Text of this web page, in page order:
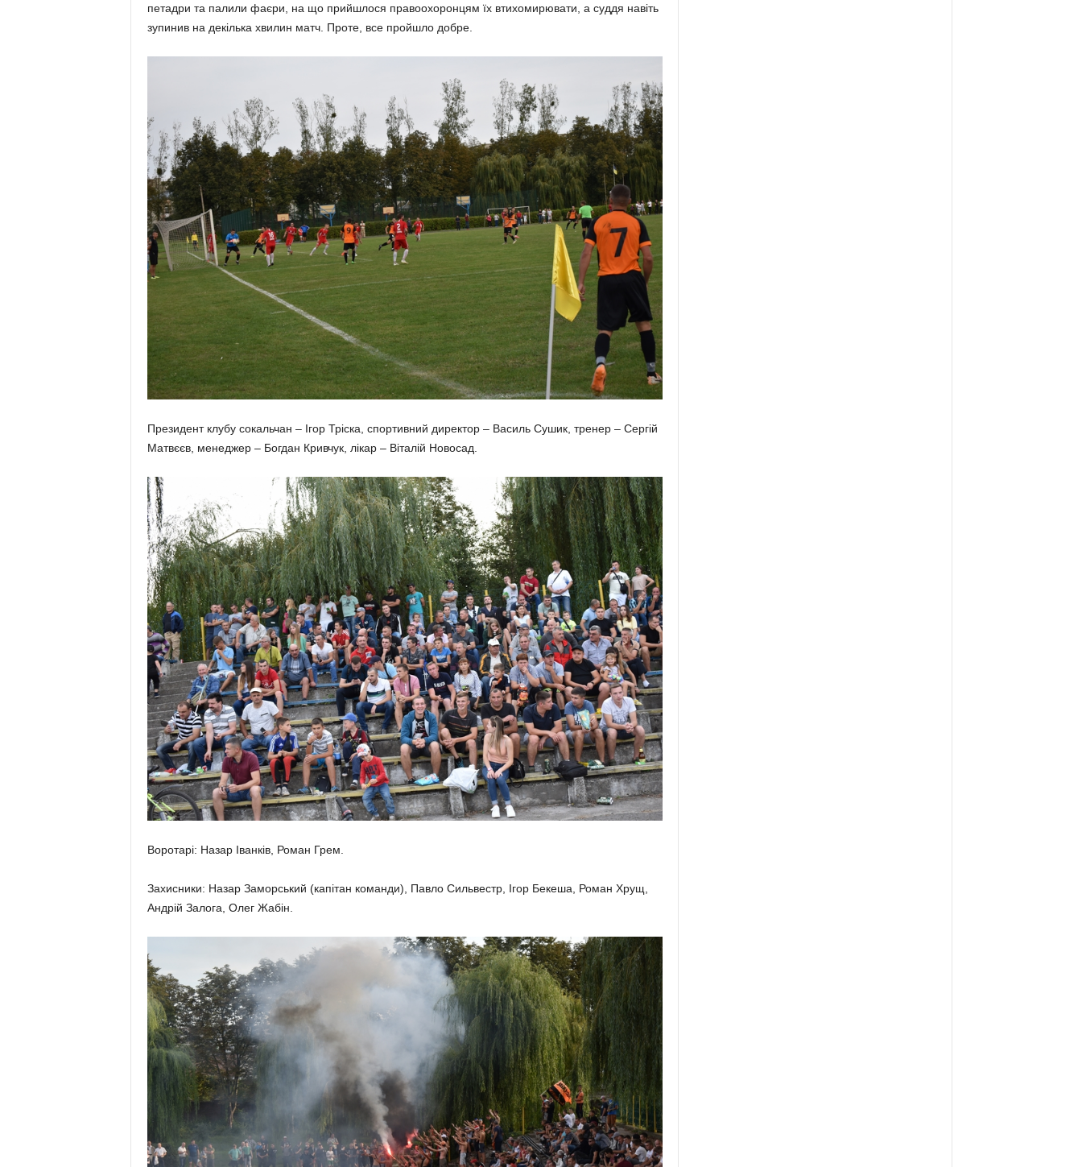
петадри та палили фаєри, на що прийшлося правоохоронцям їх втихоми­рювати, а суддя навіть
зупинив на декілька хвилин матч. Проте, все пройшло добре.
Президент клубу сокальчан – Ігор Тріска, спортивний директор – Ва­силь Сушик, тре­нер – Сергій
Мат­вєєв, мене­джер – Богдан Крив­чук, лікар – Віта­лій Новосад.
Воротарі: На­зар Іванків, Ро­ман Грем.
Захисники: На­­зар Замор­ський (капітан команди), Павло Сильвестр, Ігор Бекеша, Роман Хрущ,
Андрій Залога, Олег Жабін.